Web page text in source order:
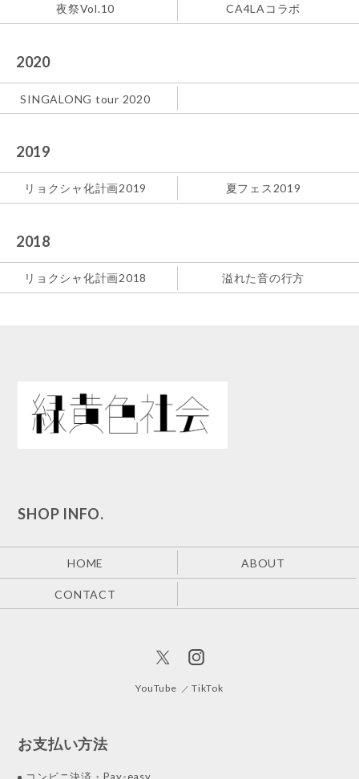
夜祭Vol.10 CA4LAコラボ
2020
SINGALONG tour 2020
2019
リョクシャ化計画2019 夏フェス2019
2018
リョクシャ化計画2018 溢れた音の行方
SHOP INFO.
HOME ABOUT
CONTACT
YouTube TikTok
お支払い方法